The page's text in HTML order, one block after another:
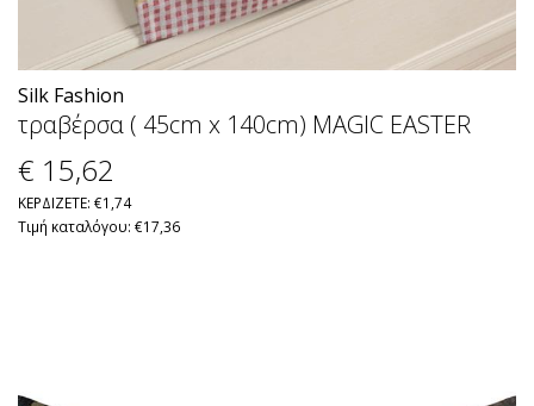
Silk Fashion
τραβέρσα ( 45cm x 140cm) MAGIC EASTER
€ 15,62
ΚΕΡΔΙΖΕΤΕ: €1,74
Τιμή καταλόγου: €17,36